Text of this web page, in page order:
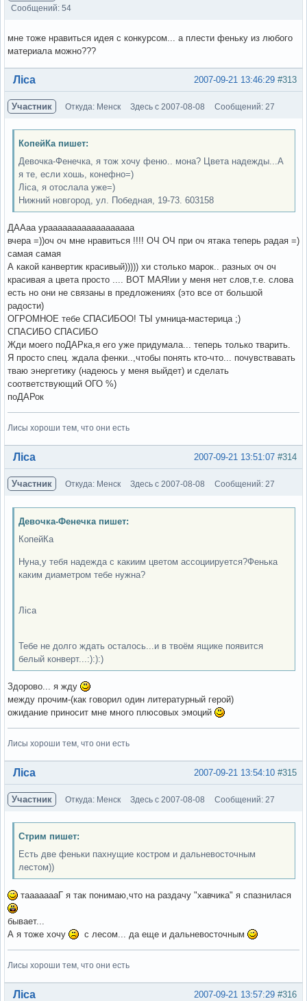
Сообщений: 54
мне тоже нравиться идея с конкурсом... а плести феньку из любого
материала можно???
Вне форума #313
2007-09-21 13:46:29
Ліса
Участник Откуда: Менск Здесь с 2007-08-08 Сообщений: 27
КопейКа пишет:
Девочка-Фенечка, я тож хочу феню.. мона? Цвета надежды...А
я те, если хошь, конефно=)
Ліса, я отослала уже=)
Нижний новгород, ул. Победная, 19-73. 603158
ДААаа ураааааааааааааааааа
вчера =))оч оч мне нравиться !!!! ОЧ ОЧ при оч ятака теперь радая =)
самая самая
А какой канвертик красивый))))) хи столько марок.. разных оч оч
красивая а цвета просто .... ВОТ МАЯ!ии у меня нет слов,т.е. слова
есть но они не связаны в предложениях (это все от большой
радости)
ОГРОМНОЕ тебе СПАСИБОО! ТЫ умница-мастерица ;)
СПАСИБО СПАСИБО
Жди моего поДАРка,я его уже придумала... теперь только тварить.
Я просто спец. ждала фенки..,чтобы понять кто-что... почувствавать
тваю энергетику (надеюсь у меня выйдет) и сделать
соответствующий ОГО %)
поДАРок
Лисы хороши тем, что они есть
Вне форума #314
2007-09-21 13:51:07
Ліса
Участник Откуда: Менск Здесь с 2007-08-08 Сообщений: 27
Девочка-Фенечка пишет:
КопейКа
Нуна,у тебя надежда с какиим цветом ассоциируется?Фенька
каким диаметром тебе нужна?
Ліса
Тебе не долго ждать осталось...и в твоём ящике появится
белый конверт...:):):)
Здорово... я жду
между прочим-(как говорил один литературный герой)
ожидание приносит мне много плюсовых эмоций
Лисы хороши тем, что они есть
Вне форума #315
2007-09-21 13:54:10
Ліса
Участник Откуда: Менск Здесь с 2007-08-08 Сообщений: 27
Стрим пишет:
Есть две феньки пахнущие костром и дальневосточным
лестом))
таааааааГ я так понимаю,что на раздачу "хавчика" я спазнилася
бывает...
А я тоже хочу
с лесом... да еще и дальневосточным
Лисы хороши тем, что они есть
Вне форума #316
2007-09-21 13:57:29
Ліса